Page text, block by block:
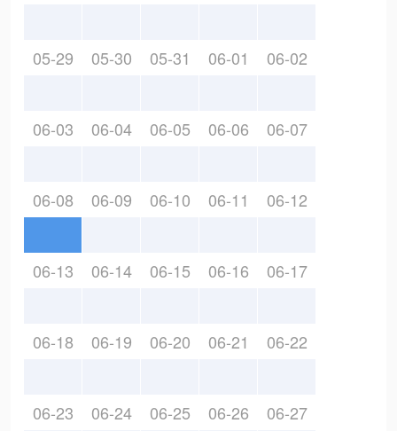
05-29 05-30 05-31 06-01 06-02
06-03 06-04 06-05 06-06 06-07
06-08 06-09 06-10 06-11 06-12
06-13 06-14 06-15 06-16 06-17
06-18 06-19 06-20 06-21 06-22
06-23 06-24 06-25 06-26 06-27